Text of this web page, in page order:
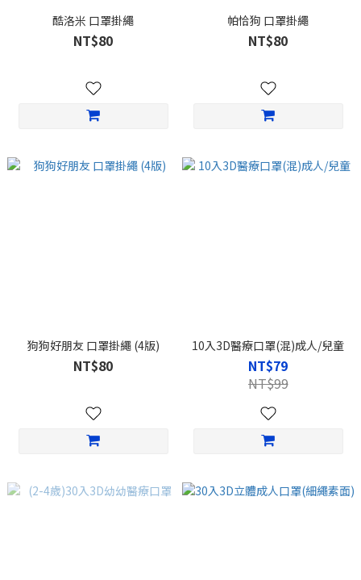
酷洛米 口罩掛繩
NT$80
帕恰狗 口罩掛繩
NT$80
狗狗好朋友 口罩掛繩 (4版)
NT$80
10入3D醫療口罩(混)成人/兒童
NT$79
NT$99